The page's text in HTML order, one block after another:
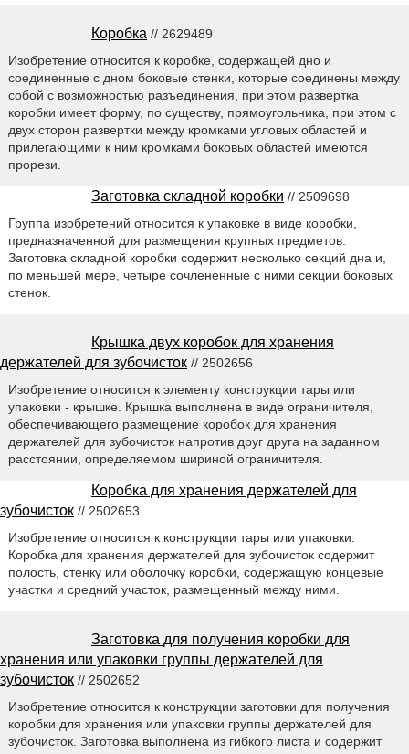
Коробка // 2629489
Изобретение относится к коробке, содержащей дно и
соединенные с дном боковые стенки, которые соединены между
собой с возможностью разъединения, при этом развертка
коробки имеет форму, по существу, прямоугольника, при этом с
двух сторон развертки между кромками угловых областей и
прилегающими к ним кромками боковых областей имеются
прорези.
Заготовка складной коробки // 2509698
Группа изобретений относится к упаковке в виде коробки,
предназначенной для размещения крупных предметов.
Заготовка складной коробки содержит несколько секций дна и,
по меньшей мере, четыре сочлененные с ними секции боковых
стенок.
Крышка двух коробок для хранения
держателей для зубочисток // 2502656
Изобретение относится к элементу конструкции тары или
упаковки - крышке. Крышка выполнена в виде ограничителя,
обеспечивающего размещение коробок для хранения
держателей для зубочисток напротив друг друга на заданном
расстоянии, определяемом шириной ограничителя.
Коробка для хранения держателей для
зубочисток // 2502653
Изобретение относится к конструкции тары или упаковки.
Коробка для хранения держателей для зубочисток содержит
полость, стенку или оболочку коробки, содержащую концевые
участки и средний участок, размещенный между ними.
Заготовка для получения коробки для
хранения или упаковки группы держателей для
зубочисток // 2502652
Изобретение относится к конструкции заготовки для получения
коробки для хранения или упаковки группы держателей для
зубочисток. Заготовка выполнена из гибкого листа и содержит